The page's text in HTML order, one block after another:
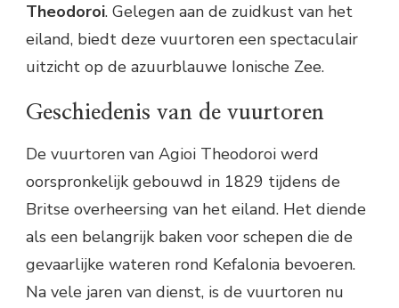
Theodoroi. Gelegen aan de zuidkust van het
eiland, biedt deze vuurtoren een spectaculair
uitzicht op de azuurblauwe Ionische Zee.
Geschiedenis van de vuurtoren
De vuurtoren van Agioi Theodoroi werd
oorspronkelijk gebouwd in 1829 tijdens de
Britse overheersing van het eiland. Het diende
als een belangrijk baken voor schepen die de
gevaarlijke wateren rond Kefalonia bevoeren.
Na vele jaren van dienst, is de vuurtoren nu